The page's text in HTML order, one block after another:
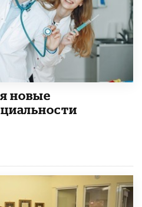
новые